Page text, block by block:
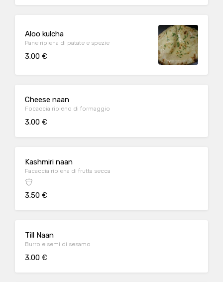
Aloo kulcha
Pane ripiena di patate e spezie
3.00 €
Cheese naan
Focaccia ripieno di formaggio
3.00 €
Kashmiri naan
Facaccia ripiena di frutta secca
3.50 €
Till Naan
Burro e semi di sesamo
3.00 €